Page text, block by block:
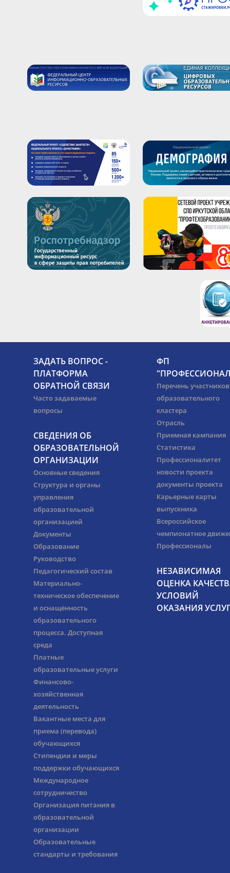
ЗАДАТЬ ВОПРОС -
ПЛАТФОРМА
ОБРАТНОЙ СВЯЗИ
Часто задаваемые
вопросы
СВЕДЕНИЯ ОБ
ОБРАЗОВАТЕЛЬНОЙ
ОРГАНИЗАЦИИ
Основные сведения
Структура и органы
управления
образовательной
организацией
Документы
Образование
Руководство
Педагогический состав
Материально-
техническое обеспечение
и оснащённость
образовательного
процесса. Доступная
среда
Платные
образовательные услуги
Финансово-
хозяйственная
деятельность
Вакантные места для
приема (перевода)
обучающихся
Стипендии и меры
поддержки обучающихся
Международное
сотрудничество
Организация питания в
образовательной
организации
Образовательные
стандарты и требования
ФП
Перечень участников
образовательного
кластера
Отрасль
Приемная кампания
Статистика
Профессионалитет
новости проекта
документы проекта
Карьерные карты
выпускника
Всероссийское
чемпионатное
Профессионалы
НЕЗАВИСИМАЯ
ОЦЕНКА
УСЛОВИЙ
ОКАЗАНИЯ